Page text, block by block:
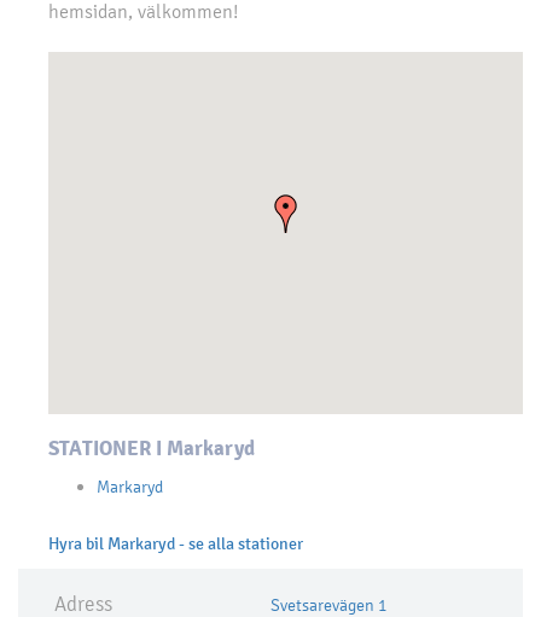
hemsidan, välkommen!
STATIONER I Markaryd
Markaryd
Hyra bil Markaryd - se alla stationer
Adress Svetsarevägen 1